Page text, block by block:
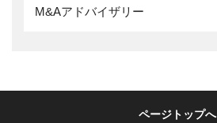
M&Aアドバイザリー
ページトップへ